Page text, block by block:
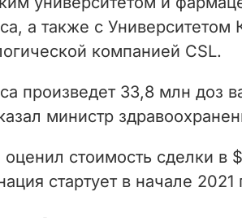
d
e
o
а также с Университетом
компанией CSL.
произведет 33,8 млн доз
министр
стоимость сделки в
стартует в начале 2021